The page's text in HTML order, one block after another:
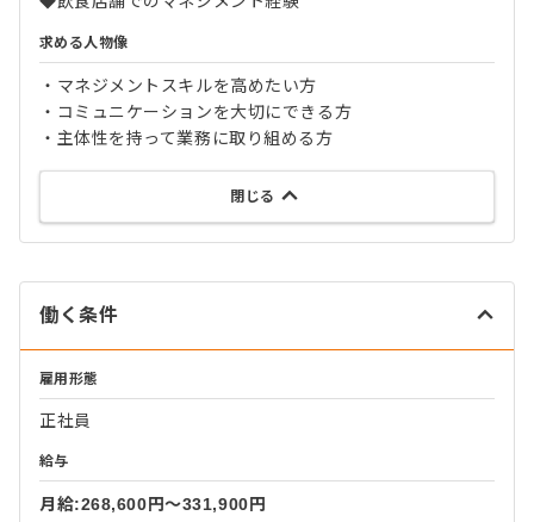
求める人物像
・マネジメントスキルを高めたい方
・コミュニケーションを大切にできる方
・主体性を持って業務に取り組める方
閉じる
働く条件
雇用形態
正社員
給与
月給:268,600円〜331,900円